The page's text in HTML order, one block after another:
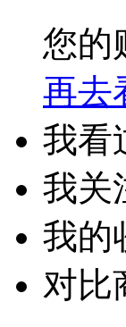
您的
再去
我看
我关
我的
对比